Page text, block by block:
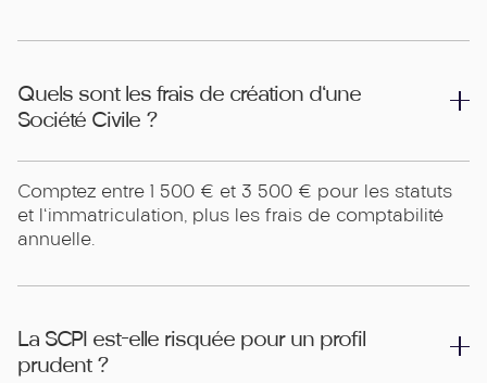
Quels sont les frais de création d'une
Société Civile ?
Comptez entre 1 500 € et 3 500 € pour les statuts
et l'immatriculation, plus les frais de comptabilité
annuelle.
La SCPI est-elle risquée pour un profil
prudent ?